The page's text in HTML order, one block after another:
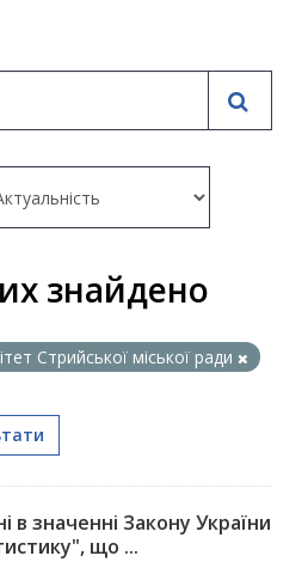
знайдено
Стрийської міської ради
в значенні Закону України
що ...